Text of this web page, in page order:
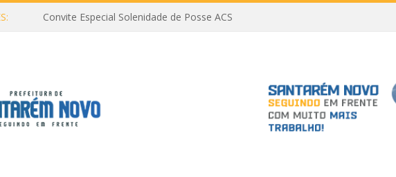
Convite Especial Solenidade de Posse ACS